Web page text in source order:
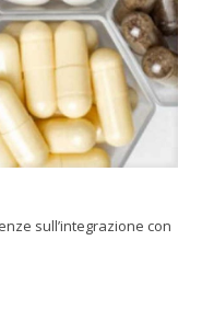
sull’integrazione con